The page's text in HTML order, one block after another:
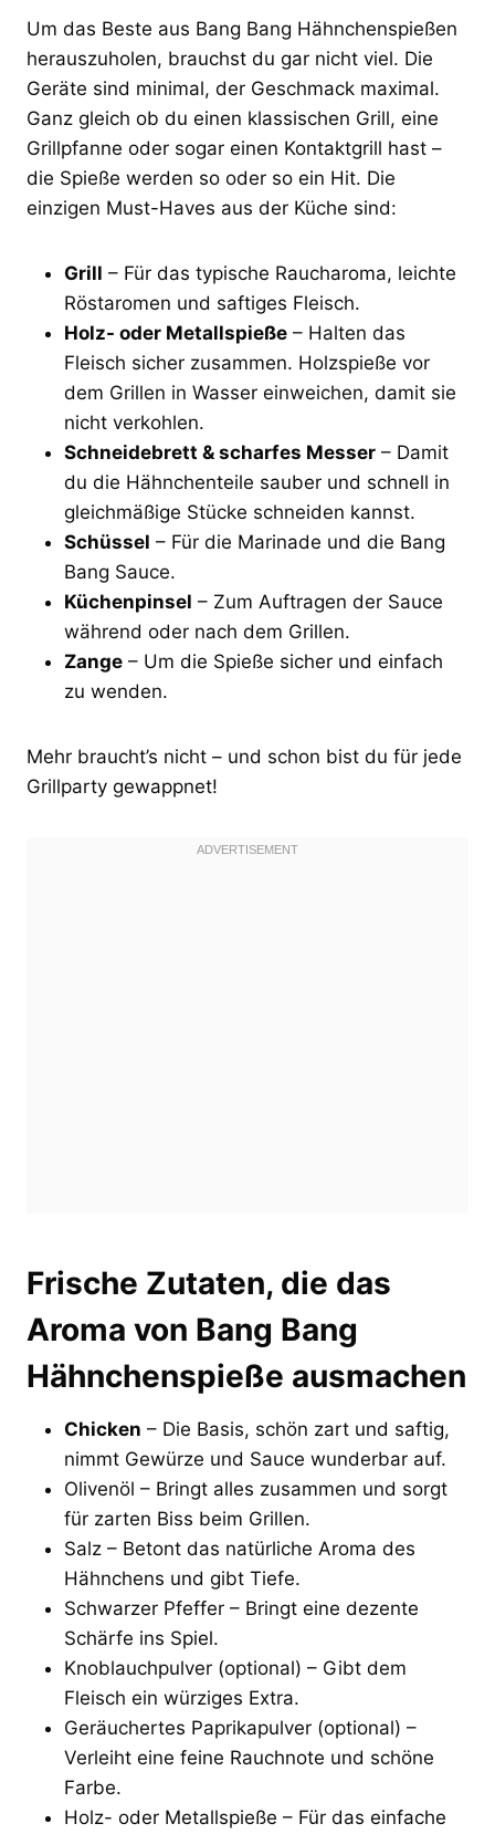
Um das Beste aus Bang Bang Hähnchenspießen
herauszuholen, brauchst du gar nicht viel. Die
Geräte sind minimal, der Geschmack maximal.
Ganz gleich ob du einen klassischen Grill, eine
Grillpfanne oder sogar einen Kontaktgrill hast –
die Spieße werden so oder so ein Hit. Die
einzigen Must-Haves aus der Küche sind:
Grill – Für das typische Raucharoma, leichte
Röstaromen und saftiges Fleisch.
Holz- oder Metallspieße – Halten das
Fleisch sicher zusammen. Holzspieße vor
dem Grillen in Wasser einweichen, damit sie
nicht verkohlen.
Schneidebrett & scharfes Messer – Damit
du die Hähnchenteile sauber und schnell in
gleichmäßige Stücke schneiden kannst.
Schüssel – Für die Marinade und die Bang
Bang Sauce.
Küchenpinsel – Zum Auftragen der Sauce
während oder nach dem Grillen.
Zange – Um die Spieße sicher und einfach
zu wenden.
Mehr braucht’s nicht – und schon bist du für jede
Grillparty gewappnet!
Frische Zutaten, die das
Aroma von Bang Bang
Hähnchenspieße ausmachen
Chicken – Die Basis, schön zart und saftig,
nimmt Gewürze und Sauce wunderbar auf.
Olivenöl – Bringt alles zusammen und sorgt
für zarten Biss beim Grillen.
Salz – Betont das natürliche Aroma des
Hähnchens und gibt Tiefe.
Schwarzer Pfeffer – Bringt eine dezente
Schärfe ins Spiel.
Knoblauchpulver (optional) – Gibt dem
Fleisch ein würziges Extra.
Geräuchertes Paprikapulver (optional) –
Verleiht eine feine Rauchnote und schöne
Farbe.
Holz- oder Metallspieße – Für das einfache